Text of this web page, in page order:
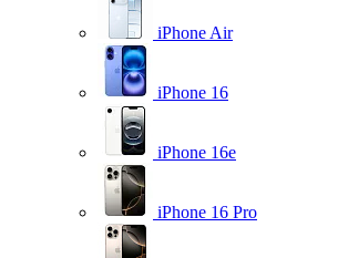
iPhone Air
iPhone 16
iPhone 16e
iPhone 16 Pro